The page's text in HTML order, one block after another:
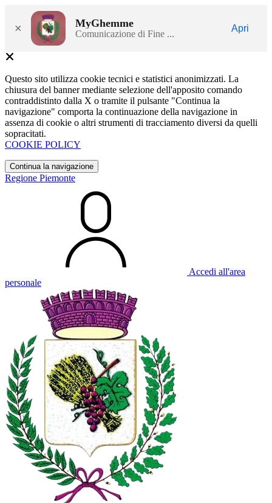
× MyGhemme
Comunicazione di Fine ...
Apri
Questo sito utilizza cookie tecnici e statistici anonimizzati. La
chiusura del banner mediante selezione dell'apposito comando
contraddistinto dalla X o tramite il pulsante "Continua la
navigazione" comporta la continuazione della navigazione in
assenza di cookie o altri strumenti di tracciamento diversi da quelli
sopracitati.
COOKIE POLICY
Continua la navigazione
Regione Piemonte
Accedi all'area
personale